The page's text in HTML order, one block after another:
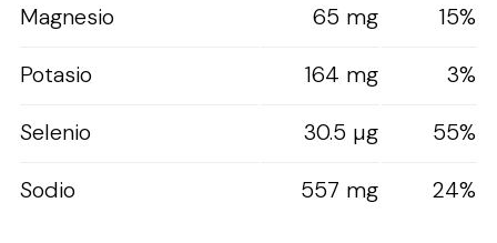
Magnesio
65 mg
15%
Potasio
164 mg
3%
Selenio
30.5 µg
55%
Sodio
557 mg 24%